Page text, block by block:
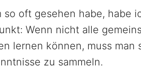
so oft gesehen habe, habe
Wenn nicht alle
lernen können, muss man
zu sammeln.